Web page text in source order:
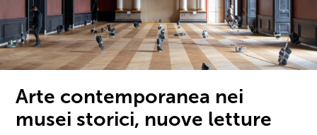
Arte contemporanea nei
musei storici, nuove letture